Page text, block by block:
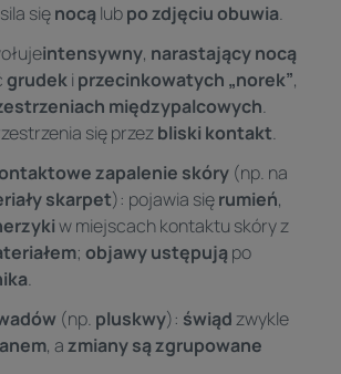
sięnocąlubpo zdjęciu obuwia.
intensywny, narastający nocą
grudeki przecinkowatych „norek”,
międzypalcowych.
się przezbliski kontakt.
zapalenie skóry (np. na
skarpet): pojawia sięrumień,
w miejscach kontaktu skóry z
; objawy ustępująpo
.
(np. pluskwy): świądzwykle
, azmiany są zgrupowane